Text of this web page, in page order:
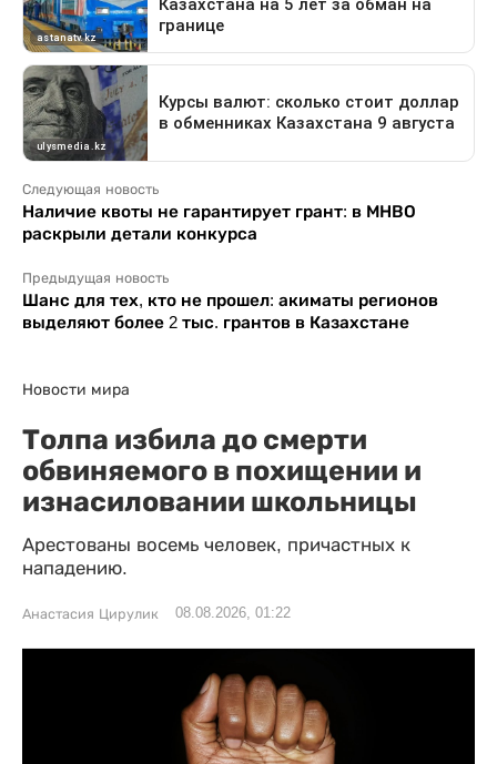
Следующая новость
Наличие квоты не гарантирует грант: в МНВО
раскрыли детали конкурса
Предыдущая новость
Шанс для тех, кто не прошел: акиматы регионов
выделяют более 2 тыс. грантов в Казахстане
Новости мира
Толпа избила до смерти
обвиняемого в похищении и
изнасиловании школьницы
Арестованы восемь человек, причастных к
нападению.
Анастасия Цирулик 08.08.2026, 01:22